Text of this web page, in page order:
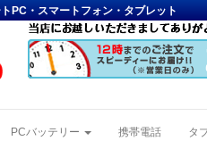
PC・スマートフォン・タブレット
PCバッテリー 携帯電話 タ